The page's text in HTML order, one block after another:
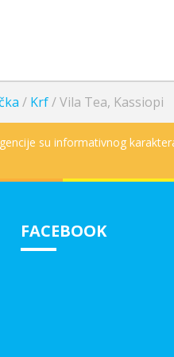
/ Krf/Vila Tea, Kassiopi
su informativnog
FACEBOOK